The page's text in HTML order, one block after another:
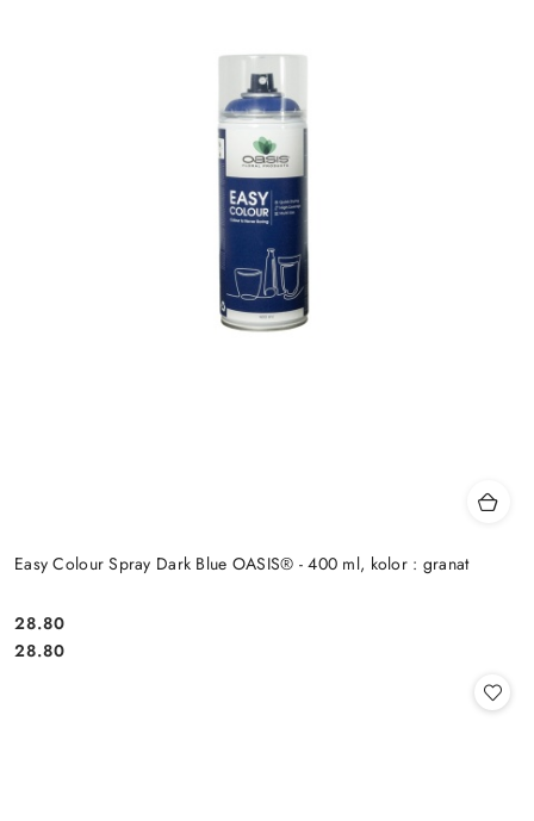
Easy Colour Spray Dark Blue OASIS® - 400 ml, kolor : granat
Cena:
28.80
Cena:
28.80